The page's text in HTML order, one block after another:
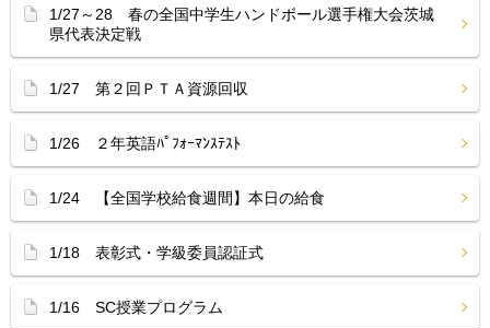
1/27～28 春の全国中学生ハンドボール選手権大会茨城
県代表決定戦
1/27 第２回ＰＴＡ資源回収
1/26 ２年英語ﾊﾟﾌｫｰﾏﾝｽﾃｽﾄ
1/24 【全国学校給食週間】本日の給食
1/18 表彰式・学級委員認証式
1/16 SC授業プログラム